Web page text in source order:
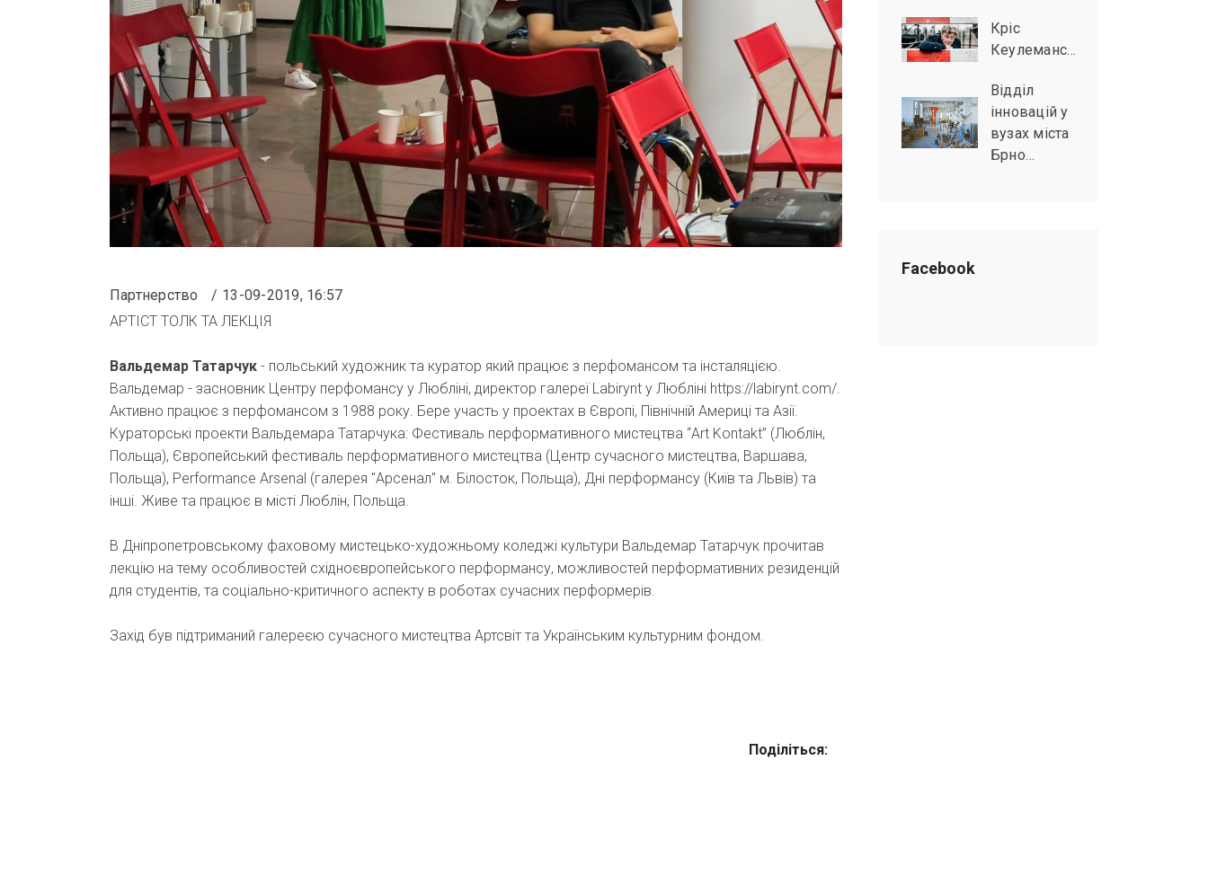
Партнерство
13-09-2019, 16:57
АРТІСТ ТОЛК ТА ЛЕКЦІЯ
Вальдемар Татарчук - польський художник та куратор який працює з перфомансом та інсталяцією.
Вальдемар - засновник Центру перфомансу у Любліні, директор галереї Labirynt у Любліні https://labirynt.com/.
Активно працює з перфомансом з 1988 року. Бере участь у проектах в Європі, Північній Америці та Азії.
Кураторські проекти Вальдемара Татарчука: Фестиваль перформативного мистецтва “Art Kontakt” (Люблін,
Польща), Європейський фестиваль перформативного мистецтва (Центр сучасного мистецтва, Варшава,
Польща), Performance Arsenal (галерея "Арсенал" м. Білосток, Польща), Дні перформансу (Київ та Львів) та
інші. Живе та працює в місті Люблін, Польща.
В Дніпропетровському фаховому мистецько-художньому коледжі культури Вальдемар Татарчук прочитав
лекцію на тему особливостей східноєвропейського перформансу, можливостей перформативних резиденцій
для студентів, та соціально-критичного аспекту в роботах сучасних перформерів.
Захід був підтриманий галереєю сучасного мистецтва Артсвіт та Українським культурним фондом.
Поділіться:
Кріс
Кеулеманс…
Відділ
інновацій у
вузах міста
Брно…
Facebook